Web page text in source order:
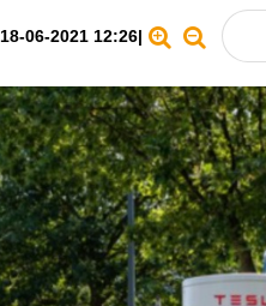
18-06-2021 12:26|